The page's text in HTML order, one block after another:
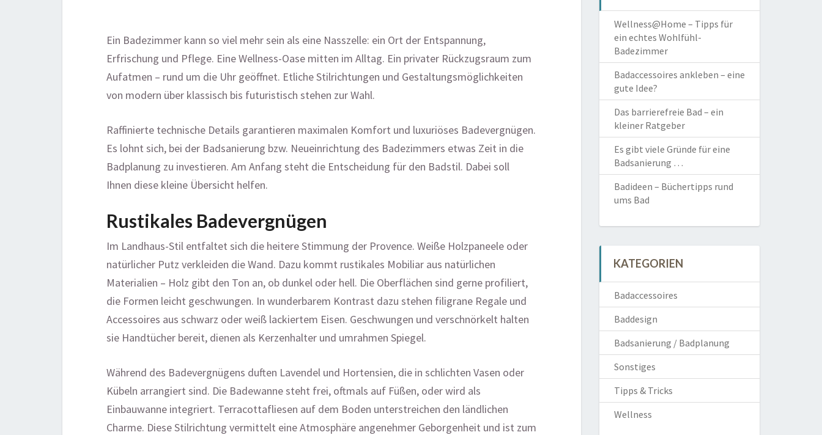
BADSTILE
Ein Badezimmer kann so viel mehr sein als eine Nasszelle: ein Ort der Entspannung,
Erfrischung und Pflege. Eine Wellness-Oase mitten im Alltag. Ein privater Rückzugsraum zum
Aufatmen – rund um die Uhr geöffnet. Etliche Stilrichtungen und Gestaltungsmöglichkeiten
von modern über klassisch bis futuristisch stehen zur Wahl.
Raffinierte technische Details garantieren maximalen Komfort und luxuriöses Badevergnügen.
Es lohnt sich, bei der Badsanierung bzw. Neueinrichtung des Badezimmers etwas Zeit in die
Badplanung zu investieren. Am Anfang steht die Entscheidung für den Badstil. Dabei soll
Ihnen diese kleine Übersicht helfen.
Rustikales Badevergnügen
Im Landhaus-Stil entfaltet sich die heitere Stimmung der Provence. Weiße Holzpaneele oder
natürlicher Putz verkleiden die Wand. Dazu kommt rustikales Mobiliar aus natürlichen
Materialien – Holz gibt den Ton an, ob dunkel oder hell. Die Oberflächen sind gerne profiliert,
die Formen leicht geschwungen. In wunderbarem Kontrast dazu stehen filigrane Regale und
Accessoires aus schwarz oder weiß lackiertem Eisen. Geschwungen und verschnörkelt halten
sie Handtücher bereit, dienen als Kerzenhalter und umrahmen Spiegel.
Während des Badevergnügens duften Lavendel und Hortensien, die in schlichten Vasen oder
Kübeln arrangiert sind. Die Badewanne steht frei, oftmals auf Füßen, oder wird als
Einbauwanne integriert. Terracottafliesen auf dem Boden unterstreichen den ländlichen
Charme. Diese Stilrichtung vermittelt eine Atmosphäre angenehmer Geborgenheit und ist zum
Wellness@Home – Tipps für
ein echtes Wohlfühl-
Badezimmer
Badaccessoires ankleben – eine
gute Idee?
Das barrierefreie Bad – ein
kleiner Ratgeber
Es gibt viele Gründe für eine
Badsanierung …
Badideen – Büchertipps rund
ums Bad
KATEGORIEN
Badaccessoires
Baddesign
Badsanierung / Badplanung
Sonstiges
Tipps & Tricks
Wellness